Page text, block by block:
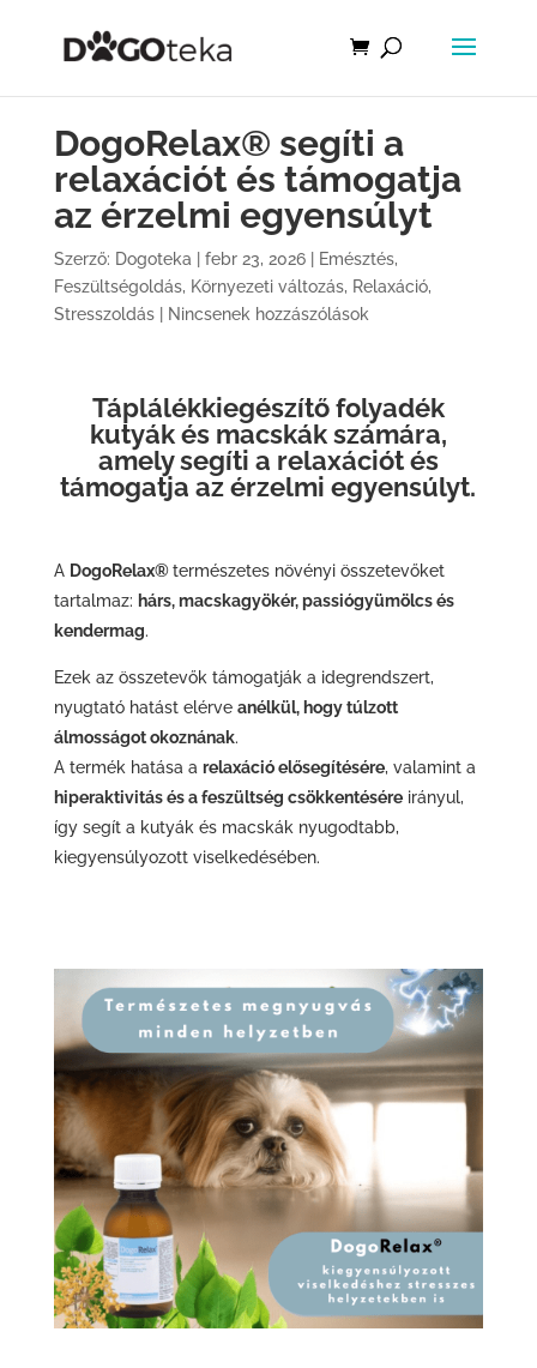
DogoRelax® segíti a
relaxációt és támogatja
az érzelmi egyensúlyt
Szerző: Dogoteka febr 23, 2026| Emésztés,
Feszültségoldás, Környezeti változás, Relaxáció,
Stresszoldás| Nincsenek hozzászólások
Táplálékkiegészítő folyadék
kutyák és macskák számára,
amely segíti a relaxációt és
támogatja az érzelmi egyensúlyt.
A DogoRelax®természetes növényi összetevőket
tartalmaz: hárs, macskagyökér, passiógyümölcs és
kendermag.
Ezek az összetevők támogatják a idegrendszert,
nyugtató hatást elérve anélkül, hogy túlzott
álmosságot okoznának.
A termék hatása a relaxáció elősegítésére, valamint a
hiperaktivitás és a feszültség csökkentéséreirányul,
így segít a kutyák és macskák nyugodtabb,
kiegyensúlyozott viselkedésében.